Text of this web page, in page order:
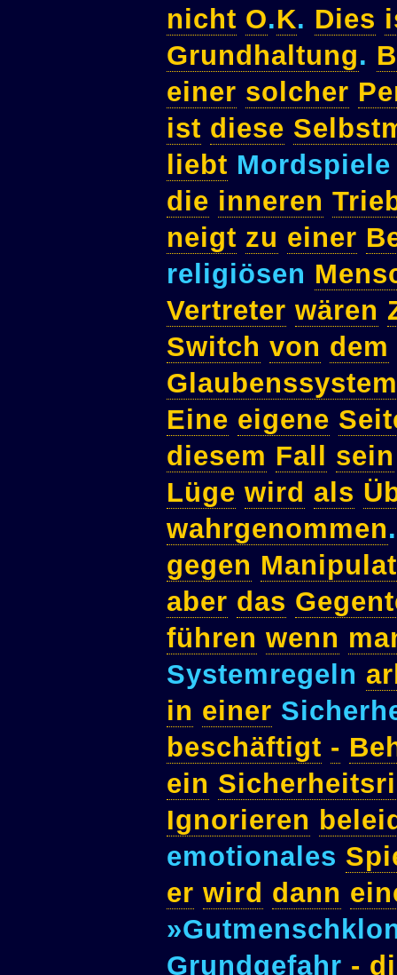
nicht O.K. Dies
Grundhaltung.
einer solcher
ist diese
liebt
die inneren
neigt zu einer
religiösen
Vertreter wären
Switch von dem
Glaubenssystem
Eine eigene
diesem Fall sein
Lüge wird als
wahrgenommen
gegen
aber das
führen wenn
Systemregeln
in einer
beschäftigt -
ein
Ignorieren
emotionales
er wird dann
Grundgefahr -